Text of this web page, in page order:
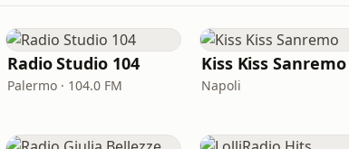
Radio Studio 104
Palermo · 104.0 FM
Kiss Kiss Sanremo
Napoli